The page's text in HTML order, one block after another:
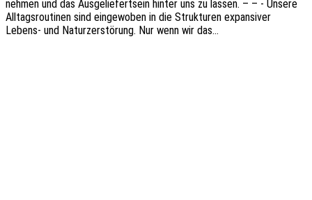
nehmen und das Ausge­lie­fert­sein hinter uns zu lassen. – – - Unsere
Alltags­rou­ti­nen sind einge­wo­ben in die Struk­tu­ren expan­si­ver
Lebens- und Natur­zer­stö­rung. Nur wenn wir das…